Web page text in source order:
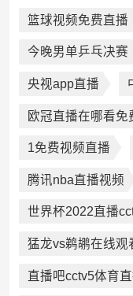
篮球视频免费直播
今晚男单乒乓决赛
央视app直播
欧冠直播在哪看免
1免费视频直播
腾讯nba直播视频
世界杯2022直播
猛龙vs鹈鹕在线观
直播吧cctv5体育